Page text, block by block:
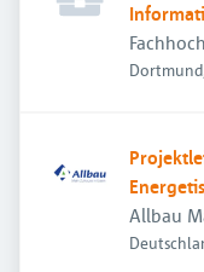
Allbau